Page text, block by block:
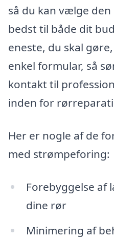
så du kan vælge
bedst til både dit
eneste, du skal
enkel formular, så
kontakt til
inden for
Her er nogle af de
med strømpeforing:
Forebyggelse af
dine rør
Minimering af